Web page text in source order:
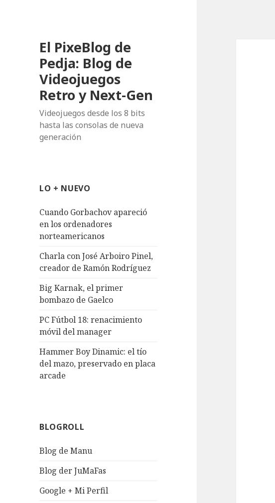
El PixeBlog de
Pedja: Blog de
Videojuegos
Retro y Next-Gen
Videojuegos desde los 8 bits
hasta las consolas de nueva
generación
LO + NUEVO
Cuando Gorbachov apareció
en los ordenadores
norteamericanos
Charla con José Arboiro Pinel,
creador de Ramón Rodríguez
Big Karnak, el primer
bombazo de Gaelco
PC Fútbol 18: renacimiento
móvil del manager
Hammer Boy Dinamic: el tío
del mazo, preservado en placa
arcade
BLOGROLL
Blog de Manu
Blog der JuMaFas
Google + Mi Perfil